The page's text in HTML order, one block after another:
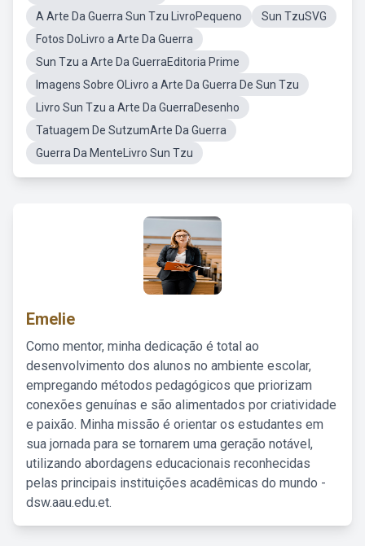
A Arte Da Guerra Sun Tzu LivroPequeno
Sun TzuSVG
Fotos DoLivro a Arte Da Guerra
Sun Tzu a Arte Da GuerraEditoria Prime
Imagens Sobre OLivro a Arte Da Guerra De Sun Tzu
Livro Sun Tzu a Arte Da GuerraDesenho
Tatuagem De SutzumArte Da Guerra
Guerra Da MenteLivro Sun Tzu
Emelie
Como mentor, minha dedicação é total ao
desenvolvimento dos alunos no ambiente escolar,
empregando métodos pedagógicos que priorizam
conexões genuínas e são alimentados por criatividade
e paixão. Minha missão é orientar os estudantes em
sua jornada para se tornarem uma geração notável,
utilizando abordagens educacionais reconhecidas
pelas principais instituições acadêmicas do mundo -
dsw.aau.edu.et.